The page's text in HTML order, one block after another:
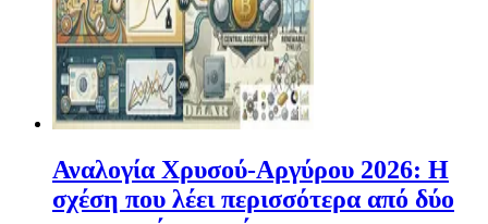
Αναλογία Χρυσού-Αργύρου 2026: Η
σχέση που λέει περισσότερα από δύο